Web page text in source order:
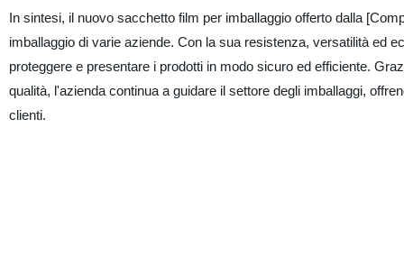
In sintesi, il nuovo sacchetto film per imballaggio offerto dalla
imballaggio di varie aziende. Con la sua resistenza, versatilità ed
proteggere e presentare i prodotti in modo sicuro ed efficiente.
qualità, l'azienda continua a guidare il settore degli imballaggi,
clienti.